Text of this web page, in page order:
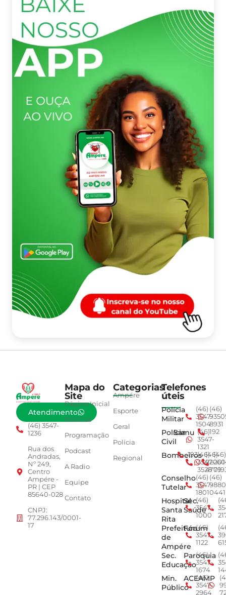
Atendimento
(46) 3547-
1236
Rua dos
Andradas,
Nº 249,
Centro
Ampére -
PR | CEP
85640-028
CNPJ:
77.296.143/0001-
17
Mapa do
Site
Página Inicial
Notícias
Programação
Podcast
A Radio
Equipe
Contato
Categorias
Ampére
Esporte
Geral
Polícia
Regional
Telefones
úteis
Polícia
Militar
(46)
3547-
1504
(46)
8931
Polícia
Civil
Samu (46)
3547-
1321
192
Bombeiros
193(46)
3547-
3528
(46)
4779
(46)
Conselho
Tutelar
(46)
3547-
1801
(46)
0441
Hospital
Santa
Rita
Sec.
Saúde
(46)
3547-
1000
Prefeitura
de
Ampére
Fórum
(46)
3547-
1122
Sec.
Educação
Paroquia
(46)
3547-
1674
Min.
Público
ACEAMP
(46)
3547-
2964